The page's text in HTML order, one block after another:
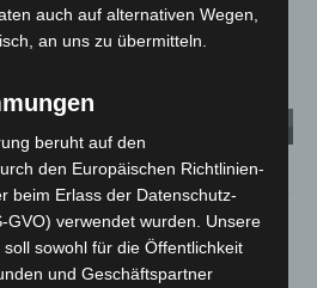
Wassergebrauches in Deutschland. -
auch auf alternativen Wegen,
an uns zu übermitteln.
beruht auf den
den Europäischen Richtlinien-
beim Erlass der Datenschutz-
GVO) verwendet wurden. Unsere
sowohl für die Öffentlichkeit
und Geschäftspartner